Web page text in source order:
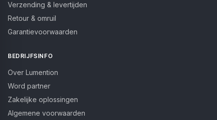
Verzending & levertijden
Retour & omruil
Garantievoorwaarden
BEDRIJFSINFO
Over Lumention
Word partner
Zakelijke oplossingen
Algemene voorwaarden